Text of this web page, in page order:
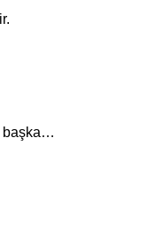
başka…